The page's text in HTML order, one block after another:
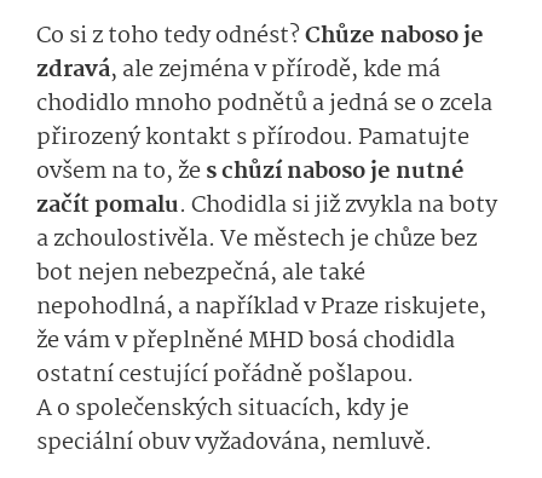
Co si z toho tedy odnést?Chůze naboso je
zdravá, ale zejména v přírodě, kde má
chodidlo mnoho podnětů a jedná se o zcela
přirozený kontakt s přírodou. Pamatujte
ovšem na to, žes chůzí naboso je nutné
začít pomalu. Chodidla si již zvykla na boty
a zchoulostivěla. Ve městech je chůze bez
bot nejen nebezpečná, ale také
nepohodlná, a například v Praze riskujete,
že vám v přeplněné MHD bosá chodidla
ostatní cestující pořádně pošlapou.
A o společenských situacích, kdy je
speciální obuv vyžadována, nemluvě.